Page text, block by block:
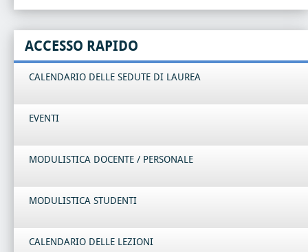
ACCESSO RAPIDO
CALENDARIO DELLE SEDUTE DI LAUREA
EVENTI
MODULISTICA DOCENTE / PERSONALE
MODULISTICA STUDENTI
CALENDARIO DELLE LEZIONI